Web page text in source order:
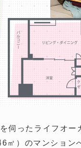
伺ったライフオー
㎡）のマンション